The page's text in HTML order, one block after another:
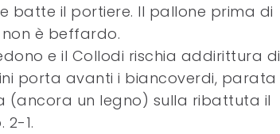
batte il portiere. Il pallone prima di
è beffardo.
e il Collodi rischia addirittura di
porta avanti i biancoverdi, parata
(ancora un legno) sulla ribattuta il
1.